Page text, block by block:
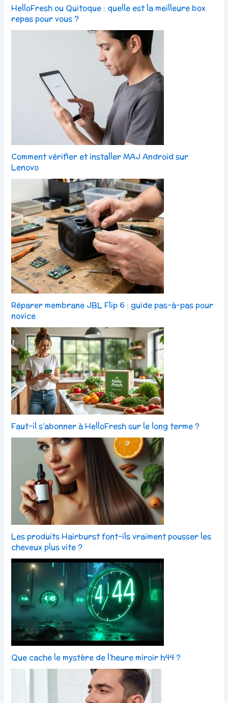
HelloFresh ou Quitoque : quelle est la meilleure box
repas pour vous ?
Comment vérifier et installer MAJ Android sur
Lenovo
Réparer membrane JBL Flip 6 : guide pas-à-pas pour
novice
Faut-il s’abonner à HelloFresh sur le long terme ?
Les produits Hairburst font-ils vraiment pousser les
cheveux plus vite ?
Que cache le mystère de l’heure miroir h44 ?